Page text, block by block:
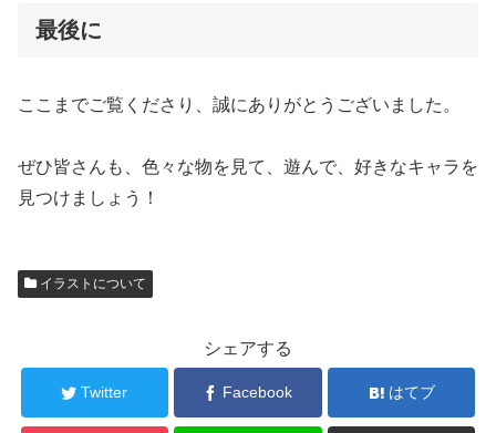
最後に
ここまでご覧くださり、誠にありがとうございました。
ぜひ皆さんも、色々な物を見て、遊んで、好きなキャラを
見つけましょう！
イラストについて
シェアする
Twitter Facebook はてブ